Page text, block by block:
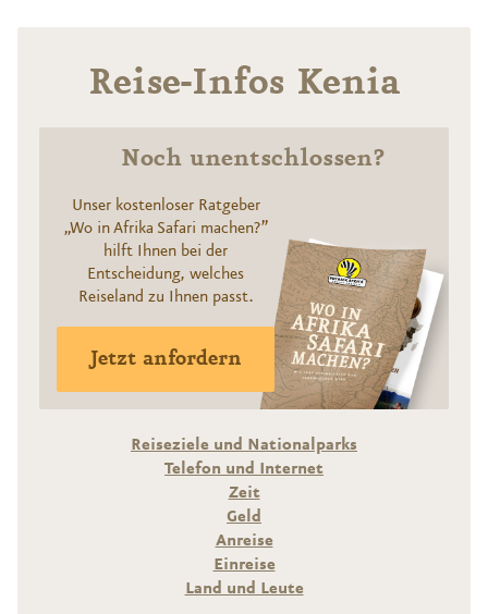
Reise-Infos Kenia
Noch unentschlossen?
Unser kostenloser Ratgeber
„Wo in Afrika Safari machen?”
hilft Ihnen bei der
Entscheidung, welches
Reiseland zu Ihnen passt.
Jetzt anfordern
Reiseziele und Nationalparks
Telefon und Internet
Zeit
Geld
Anreise
Einreise
Land und Leute